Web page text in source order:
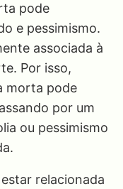
pode
e pessimismo.
associada à
Por isso,
morta pode
por um
ou pessimismo
relacionada